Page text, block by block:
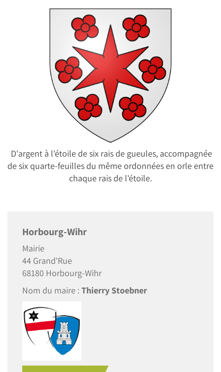
D'argent à l'étoile de six rais de gueules, accompagnée
de six quarte-feuilles du même ordonnées en orle entre
chaque rais de l'étoile.
Horbourg-Wihr
Mairie
44 Grand'Rue
68180 Horbourg-Wihr
Nom du maire : Thierry Stoebner